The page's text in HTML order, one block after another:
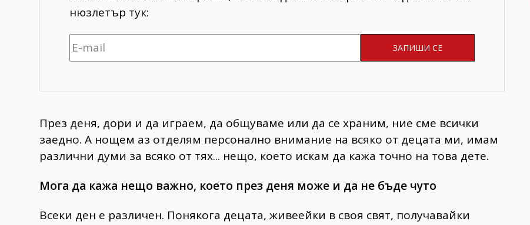
нюзлетър тук:
През деня, дори и да играем, да общуваме или да се храним, ние сме всички
заедно. А нощем аз отделям персонално внимание на всяко от децата ми, имам
различни думи за всяко от тях... нещо, което искам да кажа точно на това дете.
Мога да кажа нещо важно, което през деня може и да не бъде чуто
Всеки ден е различен. Понякога децата, живеейки в своя свят, получавайки